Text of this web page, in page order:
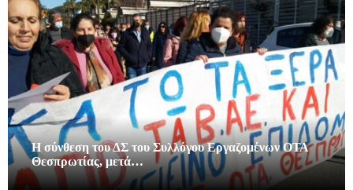
Η σύνθεση του ΔΣ του Συλλόγου Εργαζομένων ΟΤΑ
Θεσπρωτίας, μετά…